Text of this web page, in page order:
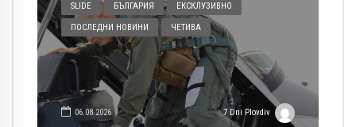
SLIDE БЪЛГАРИЯ ЕКСКЛУЗИВНО
ПОСЛЕДНИ НОВИНИ ЧЕТИВА
06.08.2026 7 Dni Plovdiv